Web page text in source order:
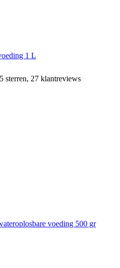
1 L
sterren, 27 klantreviews
voeding 500 gr